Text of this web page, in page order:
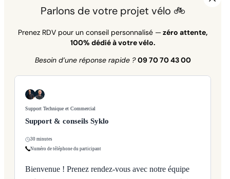
Parlons de votre projet vélo 🚲
Prenez RDV pour un conseil personnalisé —zéro attente,
100% dédié à votre vélo.
Besoin d’une réponse rapide ? 09 70 70 43 00
Support Technique et Commercial
Support & conseils Syklo
30 minutes
Numéro de téléphone du participant
Bienvenue ! Prenez rendez-vous avec notre équipe